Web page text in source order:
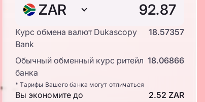
ZAR
Курс обмена валют Dukascopy
Bank
18.57357
Обычный обменный курс ритейл
банка
18.06866
* Тарифы Вашего банка могут отличаться
Вы экономите до 2.52 ZAR